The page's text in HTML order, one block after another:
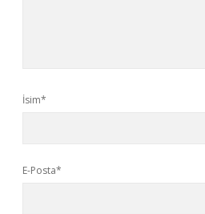
İsim*
E-Posta*